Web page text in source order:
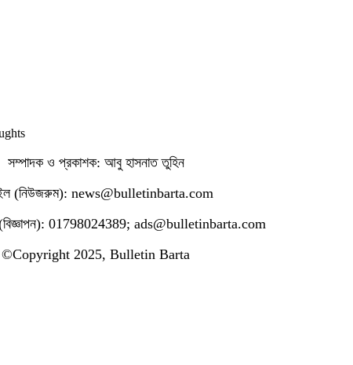
সম্পাদক ও প্রকাশক: আবু হাসনাত তুহিন
(নিউজরুম): news@bulletinbarta.com
01798024389; ads@bulletinbarta.com
©️Copyright 2025, Bulletin Barta